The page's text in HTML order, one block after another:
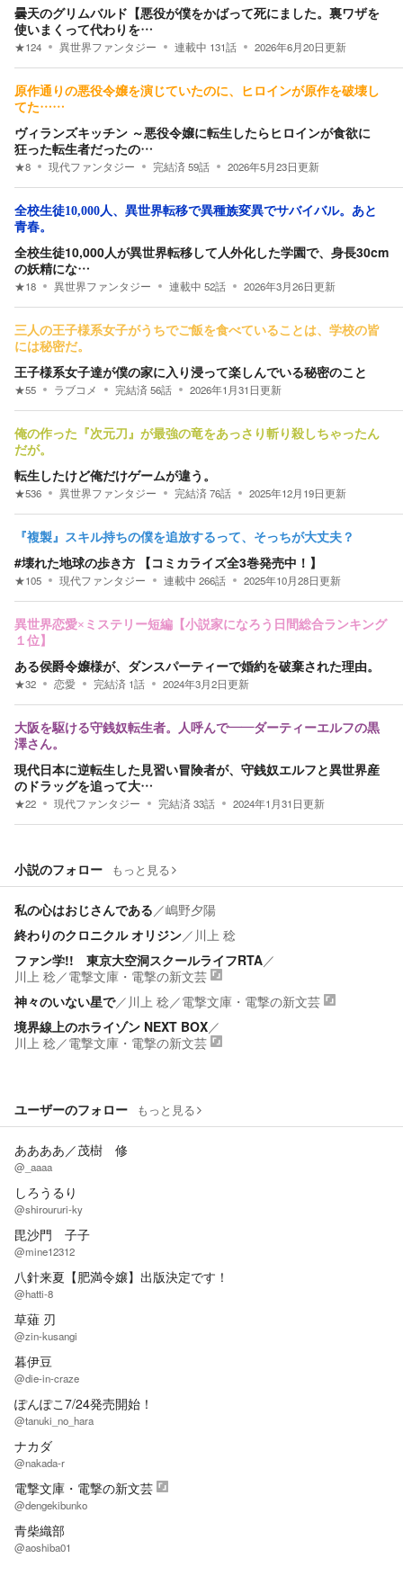
曇天のグリムバルド【悪役が僕をかばって死にました。裏ワザを
使いまくって代わりを…
★124 異世界ファンタジー 連載中 131話 2026年6月20日更新
原作通りの悪役令嬢を演じていたのに、ヒロインが原作を破壊し
てた……
ヴィランズキッチン ～悪役令嬢に転生したらヒロインが食欲に
狂った転生者だったの…
★8 現代ファンタジー 完結済59話 2026年5月23日更新
全校生徒10,000人、異世界転移で異種族変異でサバイバル。あと
青春。
全校生徒10,000人が異世界転移して人外化した学園で、身長30cm
の妖精にな…
★18 異世界ファンタジー 連載中 52話 2026年3月26日更新
三人の王子様系女子がうちでご飯を食べていることは、学校の皆
には秘密だ。
王子様系女子達が僕の家に入り浸って楽しんでいる秘密のこと
★55 ラブコメ 完結済56話 2026年1月31日更新
俺の作った『次元刀』が最強の竜をあっさり斬り殺しちゃったん
だが。
転生したけど俺だけゲームが違う。
★536 異世界ファンタジー 完結済76話 2025年12月19日更新
『複製』スキル持ちの僕を追放するって、そっちが大丈夫？
#壊れた地球の歩き方 【コミカライズ全3巻発売中！】
★105 現代ファンタジー 連載中 266話 2025年10月28日更新
異世界恋愛×ミステリー短編【小説家になろう日間総合ランキング
１位】
ある侯爵令嬢様が、ダンスパーティーで婚約を破棄された理由。
★32 恋愛 完結済 1話 2024年3月2日更新
大阪を駆ける守銭奴転生者。人呼んで――ダーティーエルフの黒
澤さん。
現代日本に逆転生した見習い冒険者が、守銭奴エルフと異世界産
のドラッグを追って大…
★22 現代ファンタジー 完結済33話 2024年1月31日更新
小説のフォロー もっと見る
私の心はおじさんである／嶋野夕陽
終わりのクロニクル オリジン／ 川上 稔
ファン学!! 東京大空洞スクールライフRTA／
川上 稔／電撃文庫・電撃の新文芸
神々のいない星で／ 川上 稔／電撃文庫・電撃の新文芸
境界線上のホライゾン NEXT BOX／
川上 稔／電撃文庫・電撃の新文芸
ユーザーのフォロー もっと見る
ああああ／茂樹 修
@_aaaa
しろうるり
@shiroururi-ky
毘沙門 子子
@mine12312
八針来夏【肥満令嬢】出版決定です！
@hatti-8
草薙 刃
@zin-kusangi
暮伊豆
@die-in-craze
ぽんぽこ7/24発売開始！
@tanuki_no_hara
ナカダ
@nakada-r
電撃文庫・電撃の新文芸
@dengekibunko
青柴織部
@aoshiba01